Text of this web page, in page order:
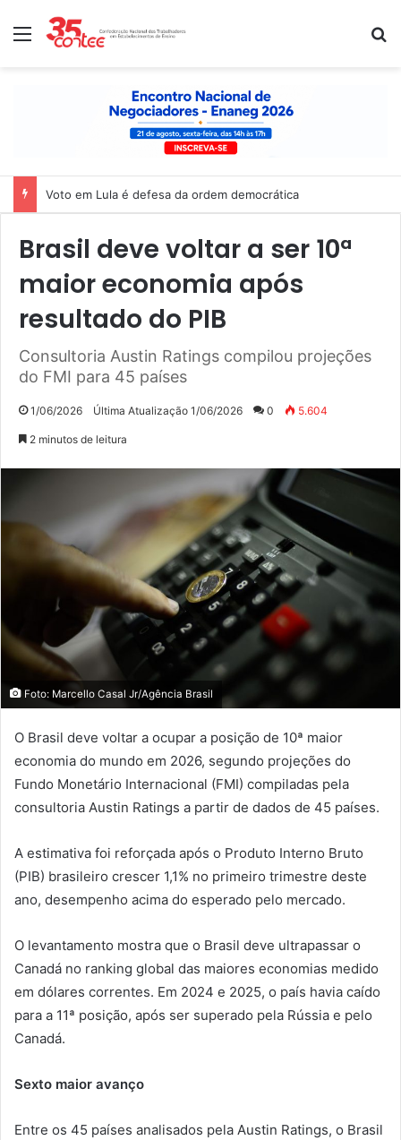
Menu
Voto em Lula é defesa da ordem democrática
Brasil deve voltar a ser 10ª
maior economia após
resultado do PIB
Consultoria Austin Ratings compilou projeções
do FMI para 45 países
1/06/2026 Última Atualização 1/06/2026 0 5.604
2 minutos de leitura
Foto: Marcello Casal Jr/Agência Brasil
O Brasil deve voltar a ocupar a posição de 10ª maior
economia do mundo em 2026, segundo projeções do
Fundo Monetário Internacional (FMI) compiladas pela
consultoria Austin Ratings a partir de dados de 45 países.
A estimativa foi reforçada após o Produto Interno Bruto
(PIB) brasileiro crescer 1,1% no primeiro trimestre deste
ano, desempenho acima do esperado pelo mercado.
O levantamento mostra que o Brasil deve ultrapassar o
Canadá no ranking global das maiores economias medido
em dólares correntes. Em 2024 e 2025, o país havia caído
para a 11ª posição, após ser superado pela Rússia e pelo
Canadá.
Sexto maior avanço
Entre os 45 países analisados pela Austin Ratings, o Brasil